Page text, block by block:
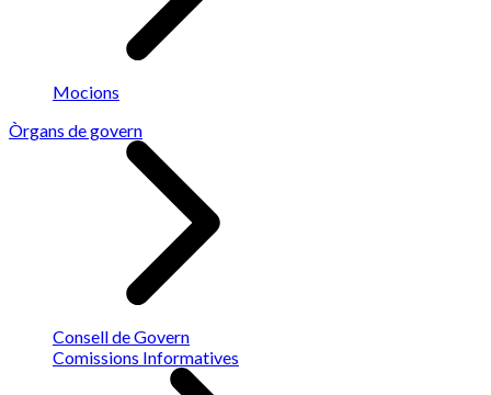
Mocions
Òrgans de govern
Consell de Govern
Comissions Informatives